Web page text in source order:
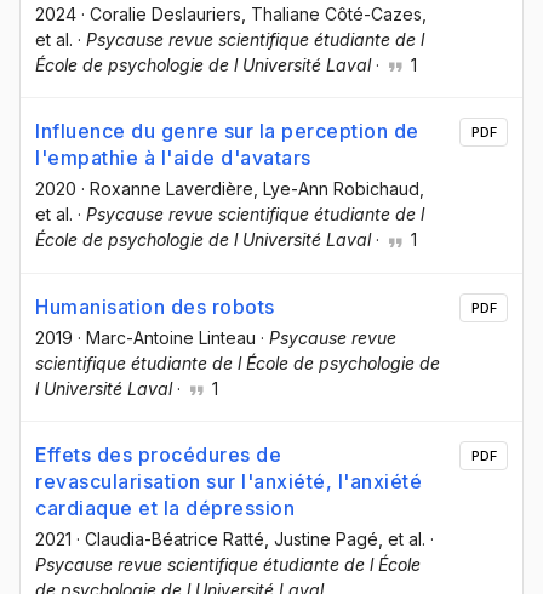
2024 · Coralie Deslauriers , Thaliane Côté-Cazes
et al. · Psycause revue scientifique étudiante de l
École de psychologie de l Université Laval· 1
Influence du genre sur la perception de
l'empathie à l'aide d'avatars
2020 · Roxanne Laverdière , Lye-Ann Robichaud
et al. · Psycause revue scientifique étudiante de l
École de psychologie de l Université Laval· 1
PDF
Humanisation des robots
2019 · Marc-Antoine Linteau · Psycause revue
scientifique étudiante de l École de psychologie de
l Université Laval· 1
PDF
Effets des procédures de
revascularisation sur l'anxiété, l'anxiété
cardiaque et la dépression
2021 · Claudia-Béatrice Ratté , Justine Pagé , et al. ·
Psycause revue scientifique étudiante de l École
de psychologie de l Université Laval
PDF